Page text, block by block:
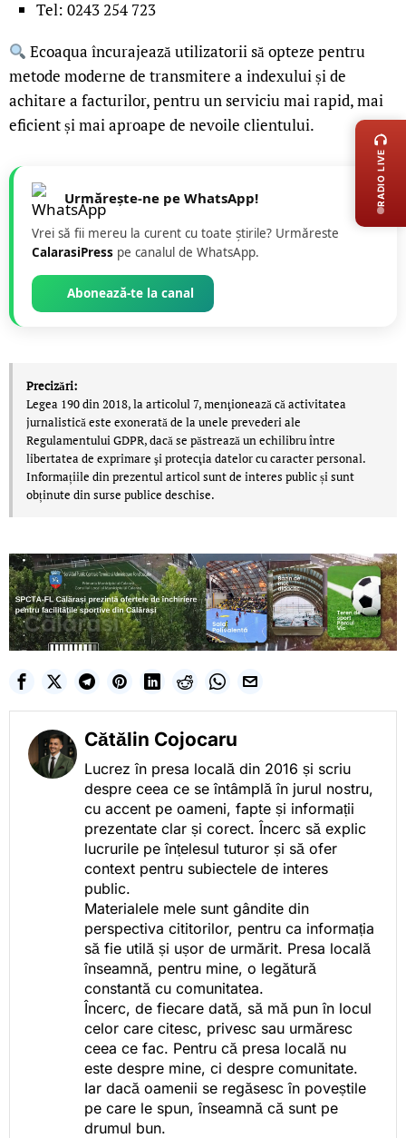
Tel: 0243 254 723
Ecoaqua încurajează utilizatorii să opteze pentru
metode moderne de transmitere a indexului și de
achitare a facturilor, pentru un serviciu mai rapid, mai
eficient și mai aproape de nevoile clientului.
Urmărește-ne pe WhatsApp!
Vrei să fii mereu la curent cu toate știrile? Urmăreste
CalarasiPress pe canalul de WhatsApp.
Abonează-te la canal
Precizări:
Legea 190 din 2018, la articolul 7, menţionează că activitatea
jurnalistică este exonerată de la unele prevederi ale
Regulamentului GDPR, dacă se păstrează un echilibru între
libertatea de exprimare şi protecţia datelor cu caracter personal.
Informațiile din prezentul articol sunt de interes public și sunt
obținute din surse publice deschise.
Cătălin Cojocaru
Lucrez în presa locală din 2016 și scriu
despre ceea ce se întâmplă în jurul nostru,
cu accent pe oameni, fapte și informații
prezentate clar și corect. Încerc să explic
lucrurile pe înțelesul tuturor și să ofer
context pentru subiectele de interes
public.
Materialele mele sunt gândite din
perspectiva cititorilor, pentru ca informația
să fie utilă și ușor de urmărit. Presa locală
înseamnă, pentru mine, o legătură
constantă cu comunitatea.
Încerc, de fiecare dată, să mă pun în locul
celor care citesc, privesc sau urmăresc
ceea ce fac. Pentru că presa locală nu
este despre mine, ci despre comunitate.
Iar dacă oamenii se regăsesc în poveștile
pe care le spun, înseamnă că sunt pe
drumul bun.
LIVE
RADIO LIVE